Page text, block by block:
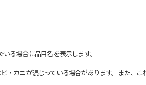
る場合に品目名を表示します。
カニが混じっている場合があります。また、こ